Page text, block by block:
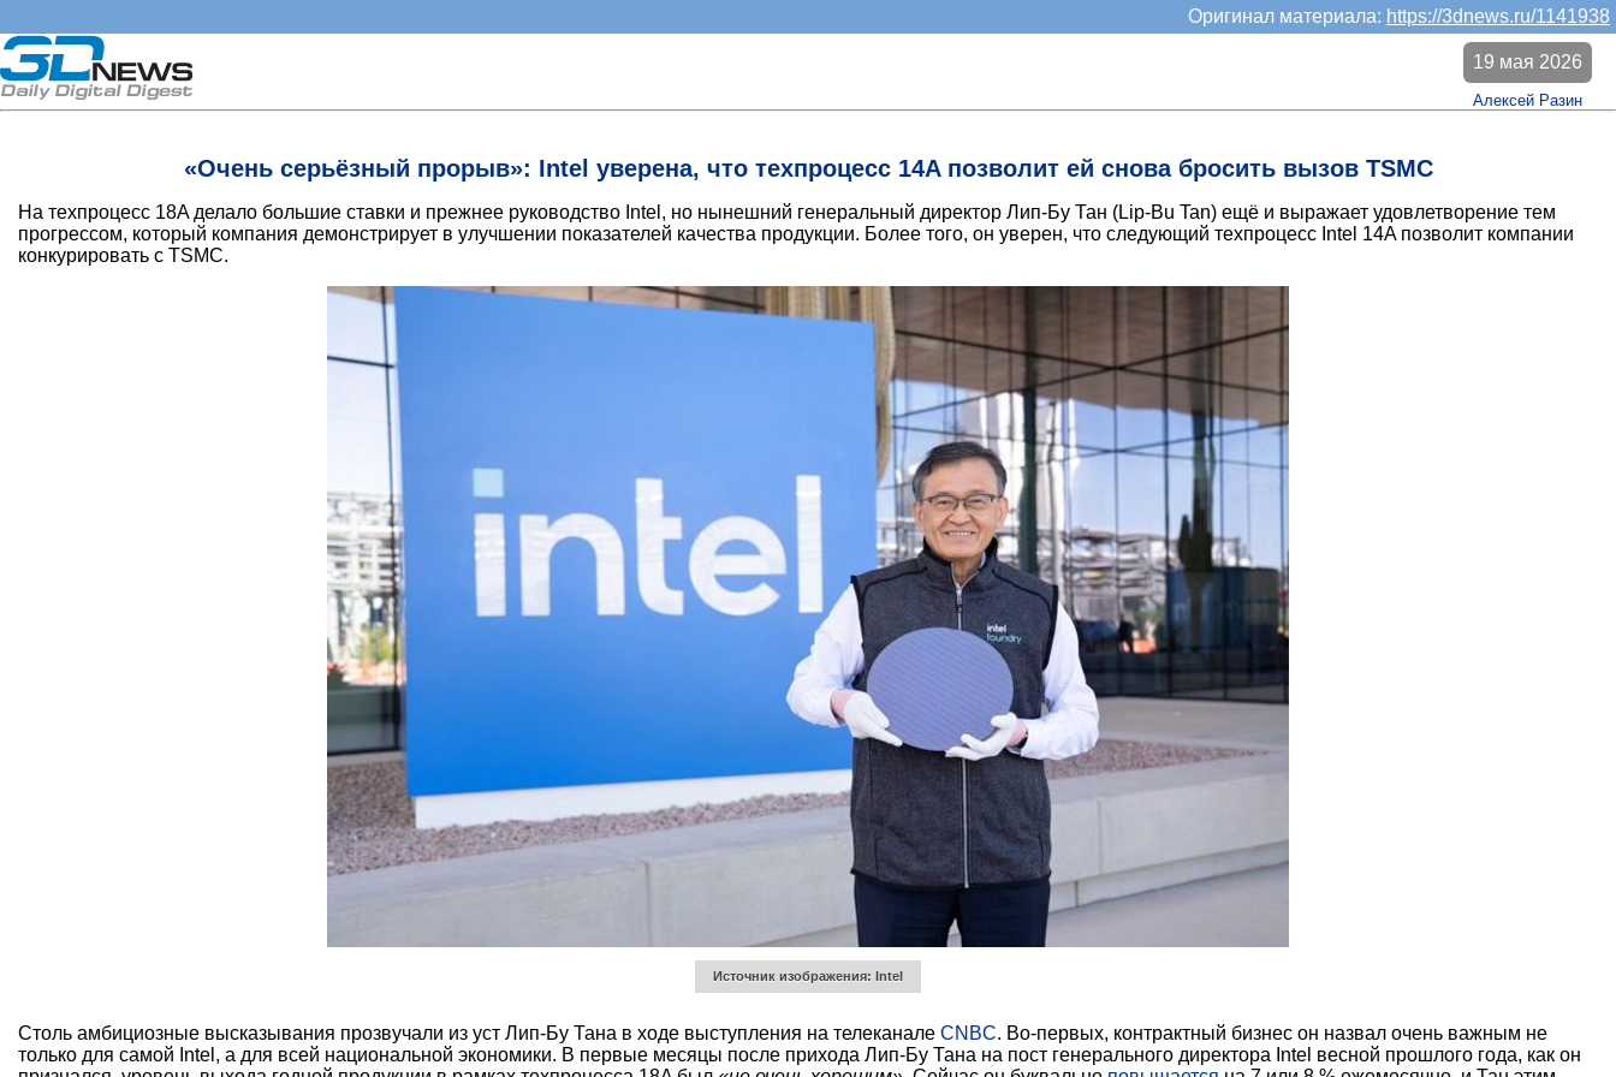
Оригинал материала: https://3dnews.ru/1141938
«Очень серьёзный прорыв»: Intel уверена, что техпроцесс 14A позволит ей снова бросить вызов TSMC
19 мая 2026
Алексей Разин
На техпроцесс 18A делало большие ставки и прежнее руководство Intel, но нынешний генеральный директор Лип-Бу Тан (Lip-Bu Tan) ещё и выражает удовлетворение тем
прогрессом, который компания демонстрирует в улучшении показателей качества продукции. Более того, он уверен, что следующий техпроцесс Intel 14A позволит компании
конкурировать с TSMC.
Источник изображения: Intel
Столь амбициозные высказывания прозвучали из уст Лип-Бу Тана в ходе выступления на телеканале CNBC. Во-первых, контрактный бизнес он назвал очень важным не
только для самой Intel, а для всей национальной экономики. В первые месяцы после прихода Лип-Бу Тана на пост генерального директора Intel весной прошлого года, как он